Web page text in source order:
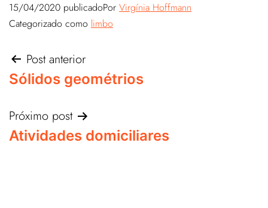
15/04/2020 publicadoPor Virgínia Hoffmann
Categorizado como limbo
Post anterior
Sólidos geométrios
Próximo post
Atividades domiciliares